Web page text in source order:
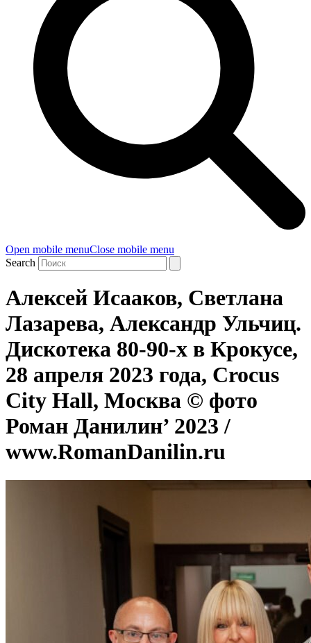
Open mobile menuClose mobile menu
Search
Алексей Исааков, Светлана
Лазарева, Александр Ульчиц.
Дискотека 80-90-х в Крокусе,
28 апреля 2023 года, Crocus
City Hall, Москва © фото
Роман Данилин’ 2023 /
www.RomanDanilin.ru